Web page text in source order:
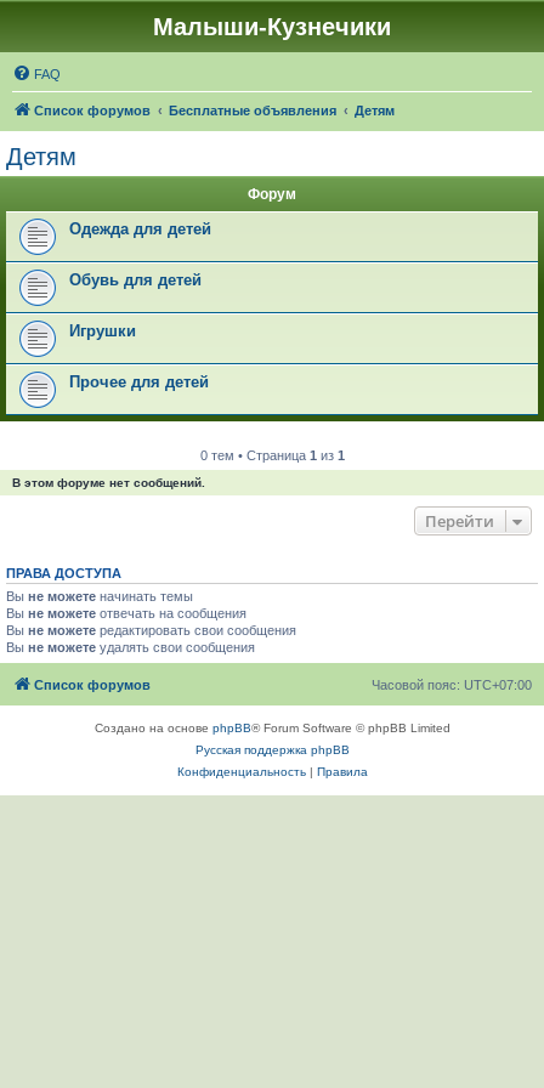
Малыши-Кузнечики
FAQ
Список форумов Бесплатные объявления Детям
Детям
Форум
Одежда для детей
Обувь для детей
Игрушки
Прочее для детей
0 тем • Страница 1 из 1
В этом форуме нет сообщений.
Перейти
ПРАВА ДОСТУПА
Вы не можете начинать темы
Вы не можете отвечать на сообщения
Вы не можете редактировать свои сообщения
Вы не можете удалять свои сообщения
Список форумов Часовой пояс: UTC+07:00
Создано на основе phpBB® Forum Software © phpBB Limited
Русская поддержка phpBB
Конфиденциальность| Правила